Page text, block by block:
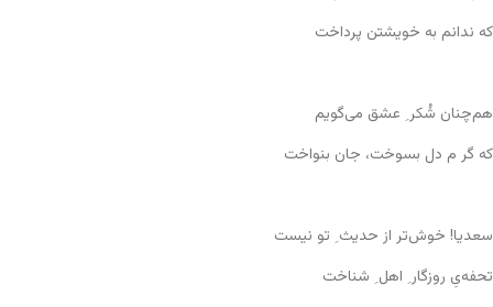
که ندانم به خویشتن پرداخت
هم‌چنان شُکر ِ عشق می‌گویم
که گر م دل بسوخت، جان بنواخت
سعدیا! خوش‌تر از حدیث ِ تو نیست
تحفه‌یِ روزگار ِ اهل ِ شناخت